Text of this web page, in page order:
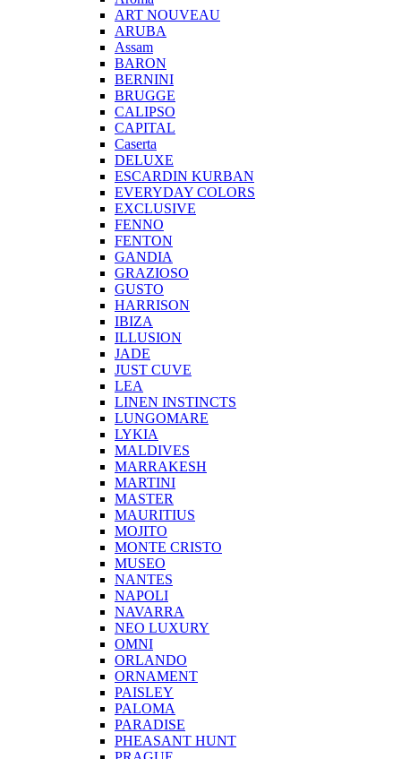
ART NOUVEAU
ARUBA
Assam
BARON
BERNINI
BRUGGE
CALIPSO
CAPITAL
Caserta
DELUXE
ESCARDIN KURBAN
EVERYDAY COLORS
EXCLUSIVE
FENNO
FENTON
GANDIA
GRAZIOSO
GUSTO
HARRISON
IBIZA
ILLUSION
JADE
JUST CUVE
LEA
LINEN INSTINCTS
LUNGOMARE
LYKIA
MALDIVES
MARRAKESH
MARTINI
MASTER
MAURITIUS
MOJITO
MONTE CRISTO
MUSEO
NANTES
NAPOLI
NAVARRA
NEO LUXURY
OMNI
ORLANDO
ORNAMENT
PAISLEY
PALOMA
PARADISE
PHEASANT HUNT